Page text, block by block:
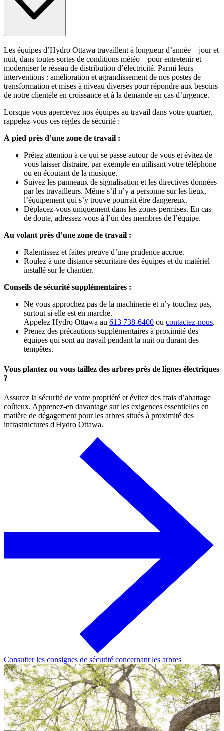
Les équipes d’Hydro Ottawa travaillent à longueur d’année – jour et
nuit, dans toutes sortes de conditions météo – pour entretenir et
moderniser le réseau de distribution d’électricité. Parmi leurs
interventions : amélioration et agrandissement de nos postes de
transformation et mises à niveau diverses pour répondre aux besoins
de notre clientèle en croissance et à la demande en cas d’urgence.
Lorsque vous apercevez nos équipes au travail dans votre quartier,
rappelez-vous ces règles de sécurité :
À pied près d’une zone de travail :
Prêtez attention à ce qui se passe autour de vous et évitez de
vous laisser distraire, par exemple en utilisant votre téléphone
ou en écoutant de la musique.
Suivez les panneaux de signalisation et les directives données
par les travailleurs. Même s’il n’y a personne sur les lieux,
l’équipement qui s’y trouve pourrait être dangereux.
Déplacez-vous uniquement dans les zones permises. En cas
de doute, adressez-vous à l’un des membres de l’équipe.
Au volant près d’une zone de travail :
Ralentissez et faites preuve d’une prudence accrue.
Roulez à une distance sécuritaire des équipes et du matériel
installé sur le chantier.
Conseils de sécurité supplémentaires :
Ne vous approchez pas de la machinerie et n’y touchez pas,
surtout si elle est en marche.
Appelez Hydro Ottawa au 613 738-6400 ou contactez-nous.
Prenez des précautions supplémentaires à proximité des
équipes qui sont au travail pendant la nuit ou durant des
tempêtes.
Vous plantez ou vous taillez des arbres près de lignes électriques
?
Assurez la sécurité de votre propriété et évitez des frais d’abattage
coûteux. Apprenez-en davantage sur les exigences essentielles en
matière de dégagement pour les arbres situés à proximité des
infrastructures d'Hydro Ottawa.
Consulter les consignes de sécurité concernant les arbres